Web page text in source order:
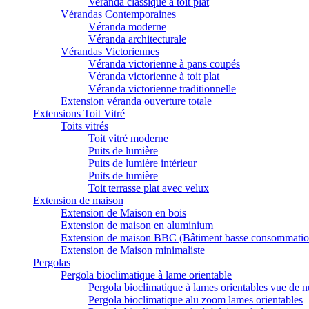
Vérandas Contemporaines
Véranda moderne
Véranda architecturale
Vérandas Victoriennes
Véranda victorienne à pans coupés
Véranda victorienne à toit plat
Véranda victorienne traditionnelle
Extension véranda ouverture totale
Extensions Toit Vitré
Toits vitrés
Toit vitré moderne
Puits de lumière
Puits de lumière intérieur
Puits de lumière
Toit terrasse plat avec velux
Extension de maison
Extension de Maison en bois
Extension de maison en aluminium
Extension de maison BBC (Bâtiment basse
Extension de Maison minimaliste
Pergolas
Pergola bioclimatique à lame orientable
Pergola bioclimatique à lames orientables vue de
Pergola bioclimatique alu zoom lames orientables